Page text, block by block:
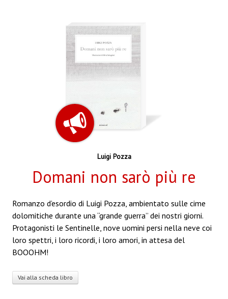
Luigi Pozza
Domani non sarò più re
Romanzo d’esordio di Luigi Pozza, ambientato sulle cime
dolomitiche durante una “grande guerra” dei nostri giorni.
Protagonisti le Sentinelle, nove uomini persi nella neve coi
loro spettri, i loro ricordi, i loro amori, in attesa del
BOOOHM!
Vai alla scheda libro